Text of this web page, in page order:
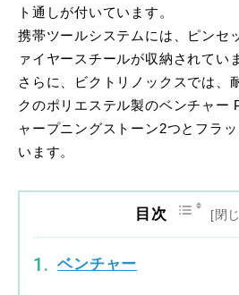
ト通しが付いています。
携帯ツールシステムには、ピンセ
ァイヤースチールが収納されてい
さらに、ビクトリノックスでは、
クのポリエステル製のベンチャー
ャープニングストーン2つとフラ
います。
目次
ベンチャー